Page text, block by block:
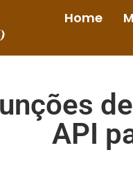
Home
API